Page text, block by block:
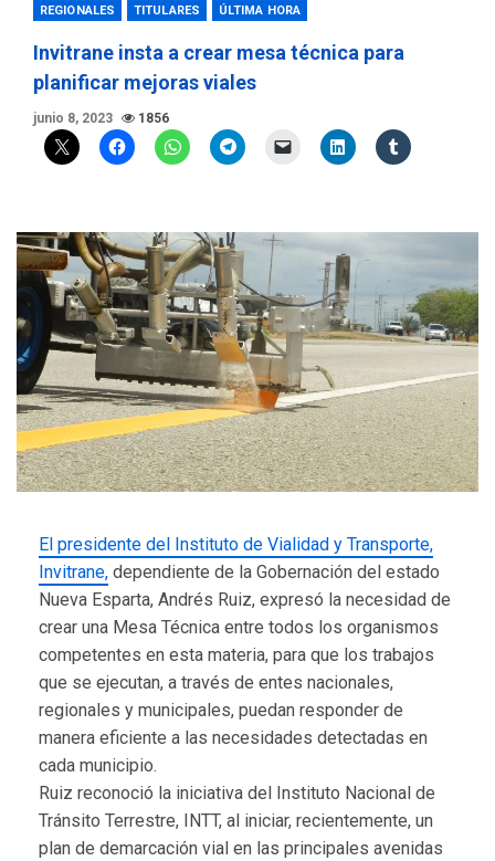
REGIONALES TITULARES ÚLTIMA HORA
Invitrane insta a crear mesa técnica para
planificar mejoras viales
junio 8, 2023 1856
El presidente del Instituto de Vialidad y Transporte,
Invitrane, dependiente de la Gobernación del estado
Nueva Esparta, Andrés Ruiz, expresó la necesidad de
crear una Mesa Técnica entre todos los organismos
competentes en esta materia, para que los trabajos
que se ejecutan, a través de entes nacionales,
regionales y municipales, puedan responder de
manera eficiente a las necesidades detectadas en
cada municipio.
Ruiz reconoció la iniciativa del Instituto Nacional de
Tránsito Terrestre, INTT, al iniciar, recientemente, un
plan de demarcación vial en las principales avenidas